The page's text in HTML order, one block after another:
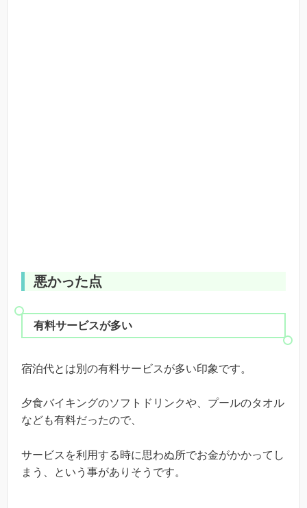
悪かった点
有料サービスが多い
宿泊代とは別の有料サービスが多い印象です。
夕食バイキングのソフトドリンクや、プールのタオル
なども有料だったので、
サービスを利用する時に思わぬ所でお金がかかってし
まう、という事がありそうです。